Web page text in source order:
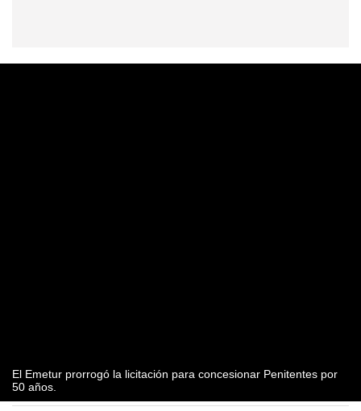
El Emetur prorrogó la licitación para concesionar Penitentes por
50 años.